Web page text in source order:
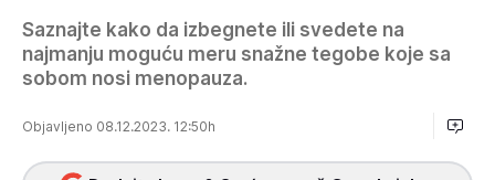
Saznajte kako da izbegnete ili svedete na
najmanju moguću meru snažne tegobe koje sa
sobom nosi menopauza.
Objavljeno 08.12.2023. 12:50h